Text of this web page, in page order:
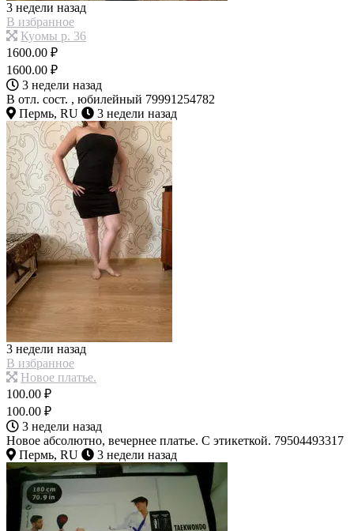
3 недели назад
В избранное
Куомы р. 36
1600.00 ₽
1600.00 ₽
3 недели назад
В отл. сост. , юбилейный 79991254782
Пермь, RU
3 недели назад
3 недели назад
В избранное
Новое платье.
100.00 ₽
100.00 ₽
3 недели назад
Новое абсолютно, вечернее платье. С этикеткой. 79504493317
Пермь, RU
3 недели назад